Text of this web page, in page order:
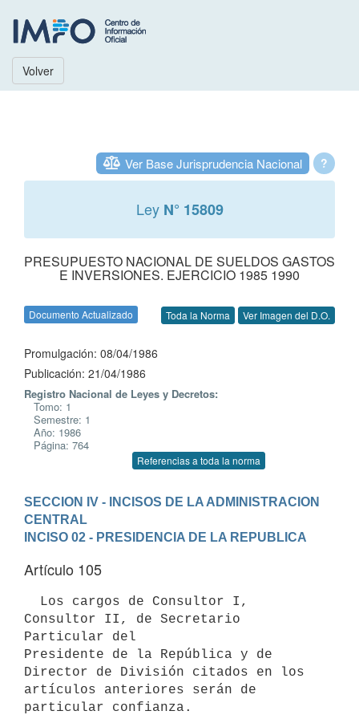
Volver
?
Ver Base Jurisprudencia Nacional
Ley N° 15809
PRESUPUESTO NACIONAL DE SUELDOS GASTOS
E INVERSIONES. EJERCICIO 1985 1990
Documento Actualizado Toda la Norma Ver Imagen del D.O.
Promulgación: 08/04/1986
Publicación: 21/04/1986
Registro Nacional de Leyes y Decretos:
Tomo: 1
Semestre: 1
Año: 1986
Página: 764
Referencias a toda la norma
SECCION IV - INCISOS DE LA ADMINISTRACION
CENTRAL
INCISO 02 - PRESIDENCIA DE LA REPUBLICA
Artículo 105
Consultor II, de Secretario
Particular del
Presidente de la República y de
Director de División citados en los
artículos anteriores serán de